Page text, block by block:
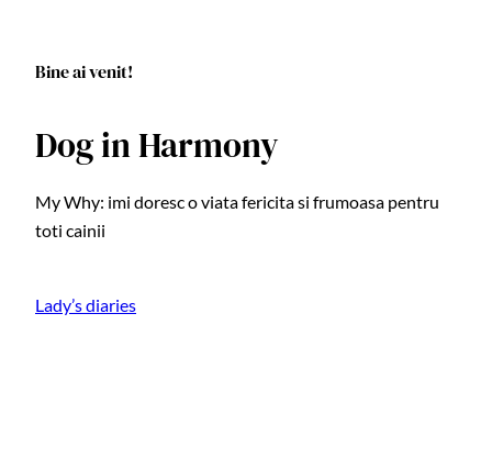
Bine ai venit!
Dog in Harmony
My Why: imi doresc o viata fericita si frumoasa pentru
toti cainii
Lady’s diaries